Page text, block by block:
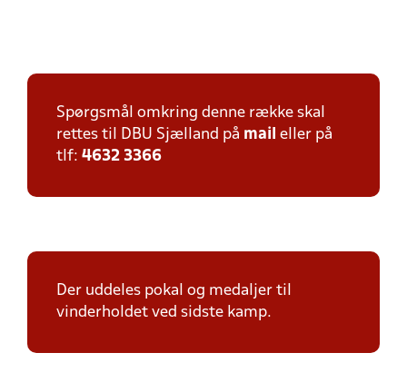
Spørgsmål omkring denne række skal
rettes til DBU Sjælland på mail eller på
tlf: 4632 3366
Der uddeles pokal og medaljer til
vinderholdet ved sidste kamp.